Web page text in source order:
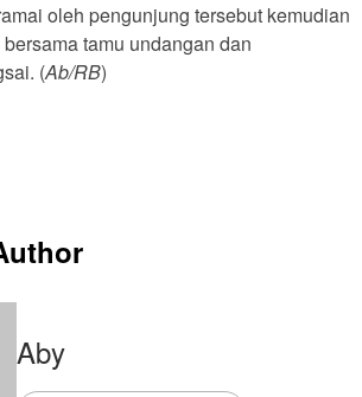
oleh pengunjung tersebut kemudian
tamu undangan dan
(Ab/RB)
Aby